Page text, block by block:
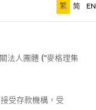
繁 简 EN
法人團體 (”麥格理集
受存款機構，受